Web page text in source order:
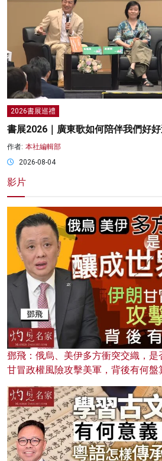
2026書展巡禮
書展2026｜廣東歌如何陪伴我們好好
作者: 本社編輯部
2026-08-04
影片
鄧飛：俄烏、美伊多方衝突交織，
甘冒政權風險攻擊美軍，背後有何盤